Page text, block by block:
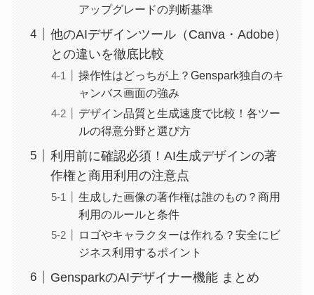
アップグレードの判断基準
他のAIデザインツール（Canva・Adobe）
との違いを徹底比較
操作性はどっちが上？Genspark独自のキ
ャンバス画面の強み
デザイン品質と生成速度で比較！各ツー
ルの得意分野と選び方
利用前に確認必須！AI生成デザインの著
作権と商用利用の注意点
生成した画像の著作権は誰のもの？商用
利用のルールと条件
ロゴやキャラクターは作れる？安全にビ
ジネス利用するポイント
GensparkのAIデザイナー機能 まとめ